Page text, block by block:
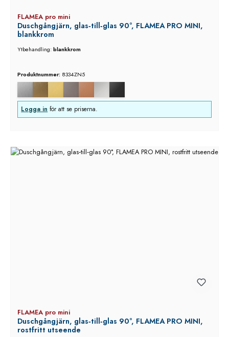
FLAMEA pro mini
Duschgångjärn, glas‑till‑glas 90°, FLAMEA PRO MINI,
blankkrom
Ytbehandling:blankkrom
Produktnummer: 8334ZN5
Logga in för att se priserna.
FLAMEA pro mini
Duschgångjärn, glas‑till‑glas 90°, FLAMEA PRO MINI,
rostfritt utseende